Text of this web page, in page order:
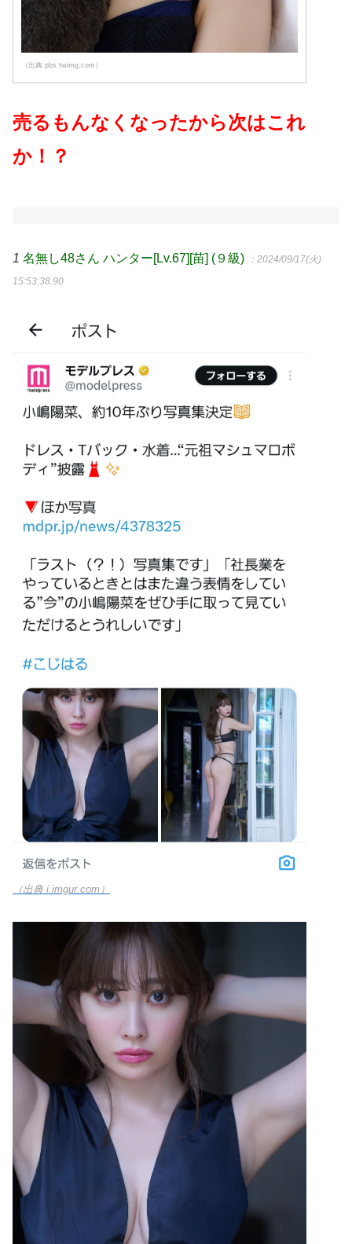
（出典 pbs.twimg.com）
売るもんなくなったから次はこれ
か！？
1 名無し48さん ハンター[Lv.67][苗] (９級)
：2024/09/17(火)
15:53:38.90
（出典 i.imgur.com）